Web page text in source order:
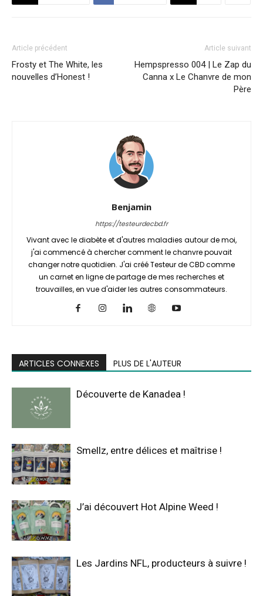
Article précédent
Frosty et The White, les
nouvelles d’Honest !
Article suivant
Hempspresso 004 | Le Zap du
Canna x Le Chanvre de mon
Père
Benjamin
https://testeurdecbd.fr
Vivant avec le diabète et d'autres maladies autour de moi,
j'ai commencé à chercher comment le chanvre pouvait
changer notre quotidien. J'ai créé Testeur de CBD comme
un carnet en ligne de partage de mes recherches et
trouvailles, en vue d'aider les autres consommateurs.
ARTICLES CONNEXES PLUS DE L'AUTEUR
Découverte de Kanadea !
Smellz, entre délices et maîtrise !
J’ai découvert Hot Alpine Weed !
Les Jardins NFL, producteurs à suivre !